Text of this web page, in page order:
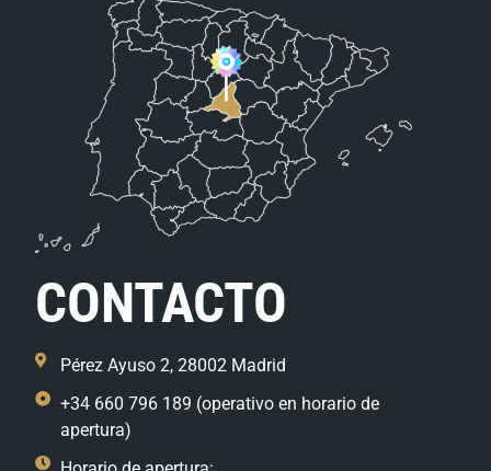
CONTACTO
Pérez Ayuso 2, 28002 Madrid
+34 660 796 189 (operativo en horario de
apertura)